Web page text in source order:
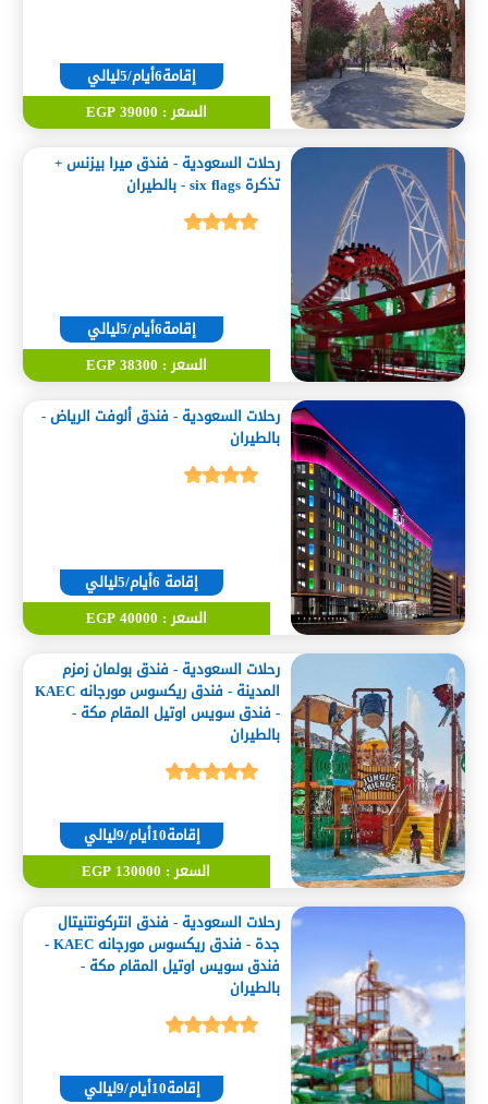
إقامة6أيام/5ليالي
السعر : 39000 EGP
رحلات السعودية - فندق ميرا بيزنس +
تذكرة six flags - بالطيران
إقامة6أيام/5ليالي
السعر : 38300 EGP
رحلات السعودية - فندق ألوفت الرياض -
بالطيران
إقامة 6أيام/5ليالي
السعر : 40000 EGP
رحلات السعودية - فندق بولمان زمزم
المدينة - فندق ريكسوس مورجانه KAEC
- فندق سويس اوتيل المقام مكة -
بالطيران
إقامة10أيام/9ليالي
السعر : 130000 EGP
رحلات السعودية - فندق انتركونتنيتال
جدة - فندق ريكسوس مورجانه KAEC -
فندق سويس اوتيل المقام مكة -
بالطيران
إقامة10أيام/9ليالي